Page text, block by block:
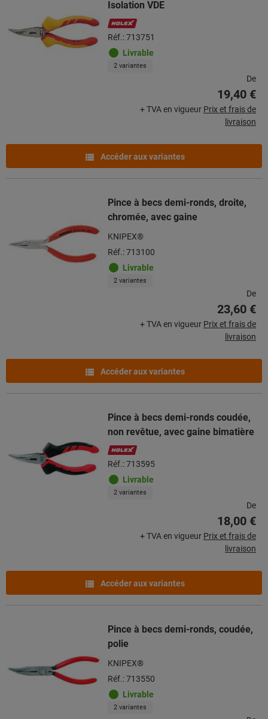
Isolation VDE
Réf.: 713751
Livrable
2 variantes
De
19,40 €
+ TVA en vigueur Prix et frais de
livraison
Accéder aux variantes
Pince à becs demi-ronds, droite,
chromée, avec gaine
KNIPEX®
Réf.: 713100
Livrable
2 variantes
De
23,60 €
+ TVA en vigueur Prix et frais de
livraison
Accéder aux variantes
Pince à becs demi-ronds coudée,
non revêtue, avec gaine bimatière
Réf.: 713595
Livrable
2 variantes
De
18,00 €
+ TVA en vigueur Prix et frais de
livraison
Accéder aux variantes
Pince à becs demi-ronds, coudée,
polie
KNIPEX®
Réf.: 713550
Livrable
2 variantes